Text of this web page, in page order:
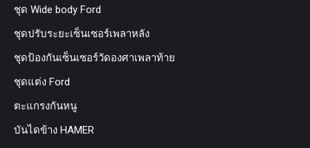
ชุด Wide body Ford
ชุดปรับระยะเซ็นเซอร์เพลาหลัง
ชุดป้องกันเซ็นเซอร์วัดองศาเพลาท้าย
ชุดแต่ง Ford
ตะแกรงกันหนู
บันไดข้าง HAMER